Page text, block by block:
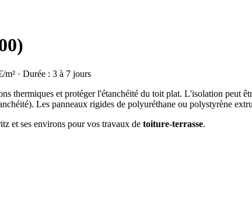
m² · Durée : 3 à 7 jours
thermiques et protéger l'étanchéité du toit plat. L'isolation peut
Les panneaux rigides de polyuréthane ou polystyrène
et ses environs pour vos travaux de toiture-terrasse.